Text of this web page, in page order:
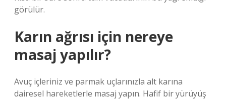
görülür.
Karın ağrısı için nereye
masaj yapılır?
Avuç içleriniz ve parmak uçlarınızla alt karına
dairesel hareketlerle masaj yapın. Hafif bir yürüyüş